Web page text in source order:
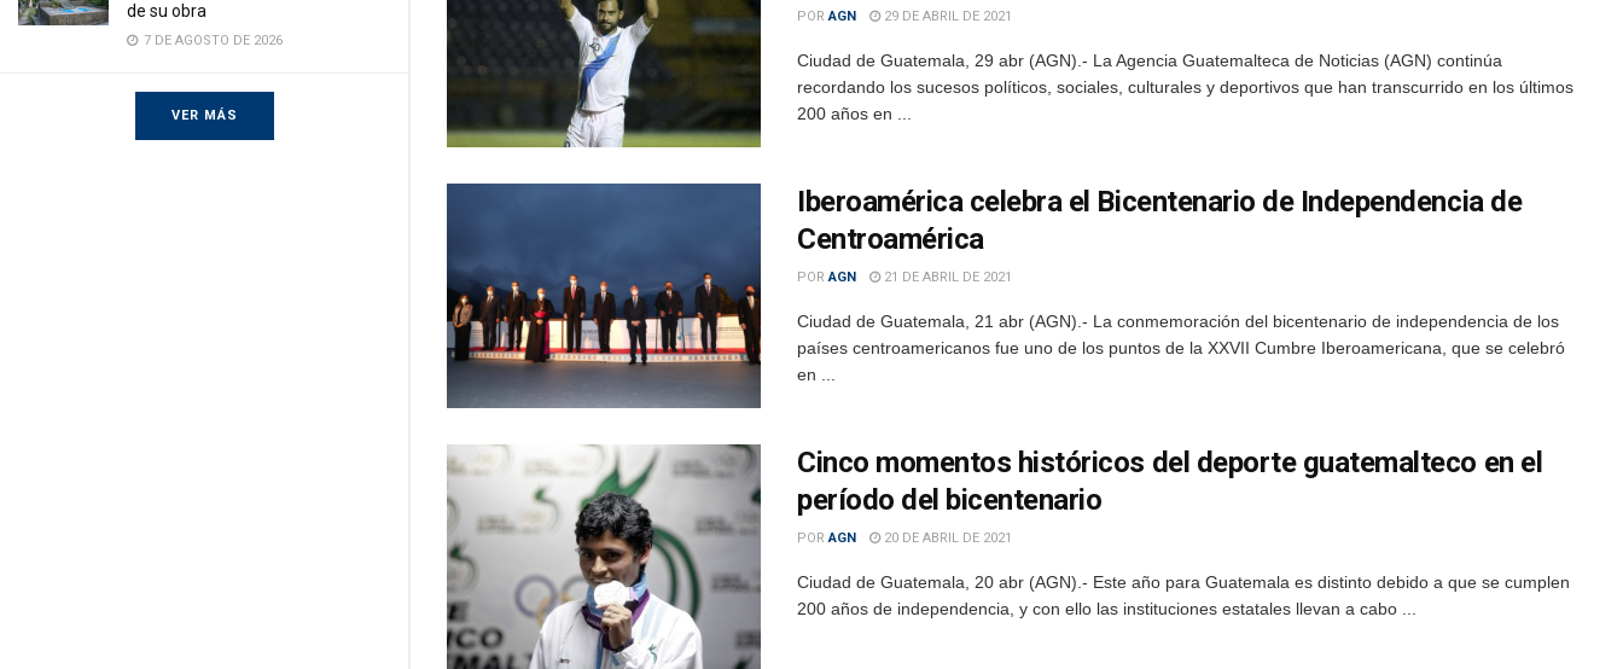
de su obra
7 DE AGOSTO DE 2026
VER MÁS
POR AGN 29 DE ABRIL DE 2021
Ciudad de Guatemala, 29 abr (AGN).- La Agencia Guatemalteca de Noticias (AGN) continúa
recordando los sucesos políticos, sociales, culturales y deportivos que han transcurrido en los últimos
200 años en ...
Iberoamérica celebra el Bicentenario de Independencia de
Centroamérica
POR AGN 21 DE ABRIL DE 2021
Ciudad de Guatemala, 21 abr (AGN).- La conmemoración del bicentenario de independencia de los
países centroamericanos fue uno de los puntos de la XXVII Cumbre Iberoamericana, que se celebró
en ...
Cinco momentos históricos del deporte guatemalteco en el
período del bicentenario
POR AGN 20 DE ABRIL DE 2021
Ciudad de Guatemala, 20 abr (AGN).- Este año para Guatemala es distinto debido a que se cumplen
200 años de independencia, y con ello las instituciones estatales llevan a cabo ...